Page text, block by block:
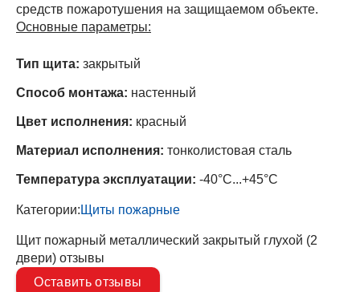
средств пожаротушения на защищаемом объекте.
Основные параметры:
Тип щита: закрытый
Способ монтажа: настенный
Цвет исполнения: красный
Материал исполнения: тонколистовая сталь
Температура эксплуатации: -40°C...+45°C
Категории: Щиты пожарные
Щит пожарный металлический закрытый глухой (2
двери) отзывы
Оставить отзывы